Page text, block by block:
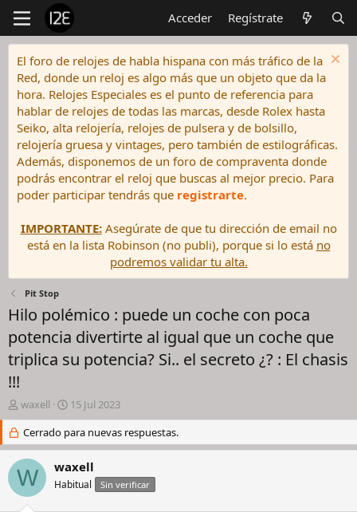
Acceder Regístrate
El foro de relojes de habla hispana con más tráfico de la
Red, donde un reloj es algo más que un objeto que da la
hora. Relojes Especiales es el punto de referencia para
hablar de relojes de todas las marcas, desde Rolex hasta
Seiko, alta relojería, relojes de pulsera y de bolsillo,
relojería gruesa y vintages, pero también de estilográficas.
Además, disponemos de un foro de compraventa donde
podrás encontrar el reloj que buscas al mejor precio. Para
poder participar tendrás que registrarte.
IMPORTANTE:Asegúrate de que tu dirección de email no
está en la lista Robinson (no publi), porque si lo está no
podremos validar tu alta.
Pit Stop
Hilo polémico : puede un coche con poca
potencia divertirte al igual que un coche que
triplica su potencia? Si.. el secreto ¿? : El chasis
!!!
I
n
c
i
a
d
o
waxell
F
e
c
h
d
e
15 Jul 2023
Cerrado para nuevas respuestas.
W waxell
Habitual Sin verificar